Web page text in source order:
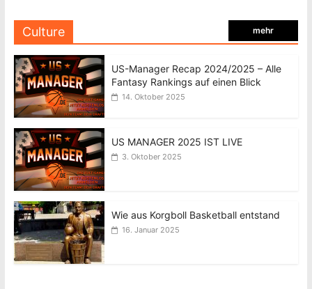
Culture mehr
US-Manager Recap 2024/2025 – Alle
Fantasy Rankings auf einen Blick
14. Oktober 2025
US MANAGER 2025 IST LIVE
3. Oktober 2025
Wie aus Korgboll Basketball entstand
16. Januar 2025